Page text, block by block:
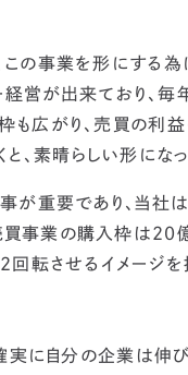
の事業を形にする
経営が出来ており、
も広がり、売買の利
素晴らしい形になっ
が重要であり、当社
買事業の購入枠は
転させるイメージを
に自分の企業は伸